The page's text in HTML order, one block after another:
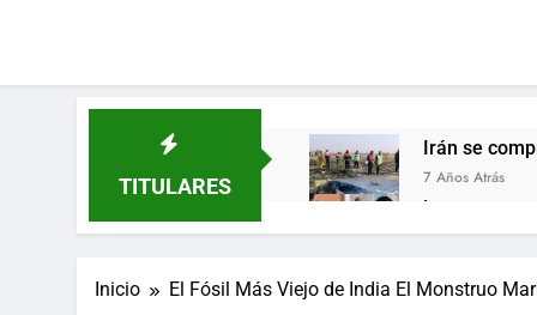
TITULARES
Irán se
7 Años Atrás
Lo que se
7 Años Atrás
7 Años Atrás
Inicio El Fósil Más Viejo de India El Monstruo